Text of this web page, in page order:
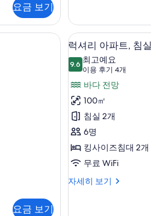
요금 보기
진
모
두
보
기
전
용
수
영
장
자
세
히
보
기
고, 책상, 다리미/다리미판
요금 보기
럭
셔
리
아
파
트,
침
실
2
개
7
럭셔리 아파트, 침
9.69.6점 만점 중 10점
최고예요
이용 후기 4개
(이
용
후
기
4
개)
바다 전망
100㎡
침실 2개
6명
킹사이즈침대 2개
무료 WiFi
자세히 보기
럭